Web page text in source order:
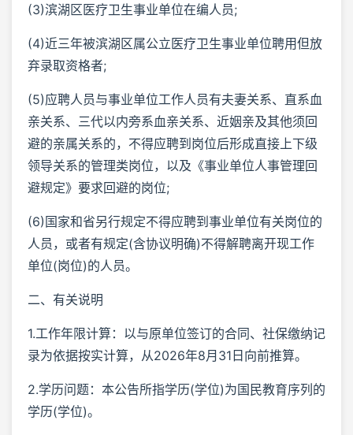
(3)滨湖区医疗卫生事业单位在编人员;
(4)近三年被滨湖区属公立医疗卫生事业单位聘用但放
弃录取资格者;
(5)应聘人员与事业单位工作人员有夫妻关系、直系血
亲关系、三代以内旁系血亲关系、近姻亲及其他须回
避的亲属关系的，不得应聘到岗位后形成直接上下级
领导关系的管理类岗位，以及《事业单位人事管理回
避规定》要求回避的岗位;
(6)国家和省另行规定不得应聘到事业单位有关岗位的
人员，或者有规定(含协议明确)不得解聘离开现工作
单位(岗位)的人员。
二、有关说明
1.工作年限计算：以与原单位签订的合同、社保缴纳记
录为依据按实计算，从2026年8月31日向前推算。
2.学历问题：本公告所指学历(学位)为国民教育序列的
学历(学位)。